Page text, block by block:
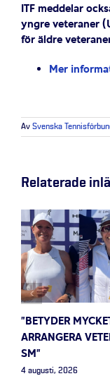
ITF meddelar
yngre veteraner
för äldre
Mer
Av Svenska
Relaterade
”BETYDER
ARRANGERA
SM”
4 augusti, 2026